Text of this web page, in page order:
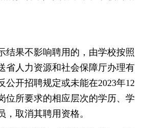
结果不影响聘用的，由学校按照
省人力资源和社会保障厅办理有
公开招聘规定或未能在2023年12
位所要求的相应层次的学历、学
，取消其聘用资格。